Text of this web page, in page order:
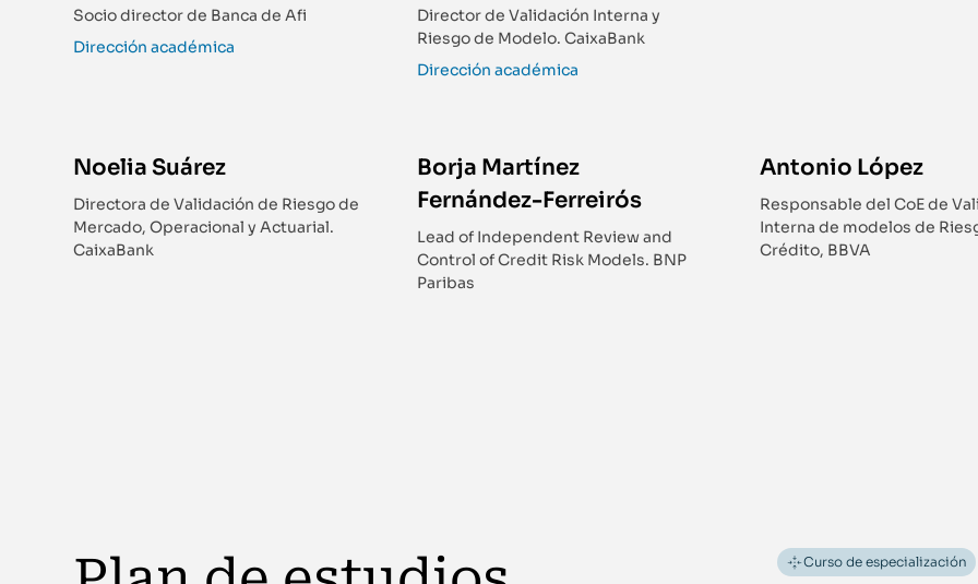
Socio director de Banca de Afi
Dirección académica
Director de Validación Interna y
Riesgo de Modelo. CaixaBank
Dirección académica
Noelia Suárez
Directora de Validación de Riesgo de
Mercado, Operacional y Actuarial.
CaixaBank
Borja Martínez
Fernández-Ferreirós
Lead of Independent Review and
Control of Credit Risk Models. BNP
Paribas
Antonio López
Responsable del CoE de
Interna de modelos de
Crédito, BBVA
Curso de especialización